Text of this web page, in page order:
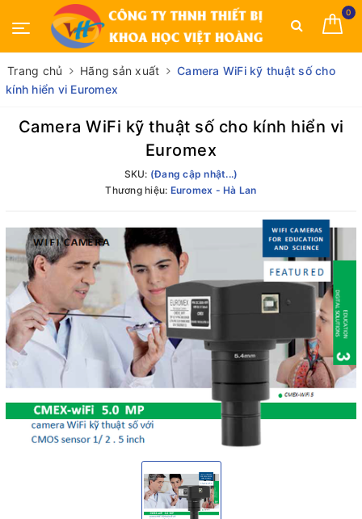
0
Trang chủ Hãng sản xuất
Camera WiFi kỹ thuật số cho
kính hiển vi Euromex
Camera WiFi kỹ thuật số cho kính hiển vi
Euromex
SKU: (Đang cập nhật...)
Thương hiệu: Euromex - Hà Lan